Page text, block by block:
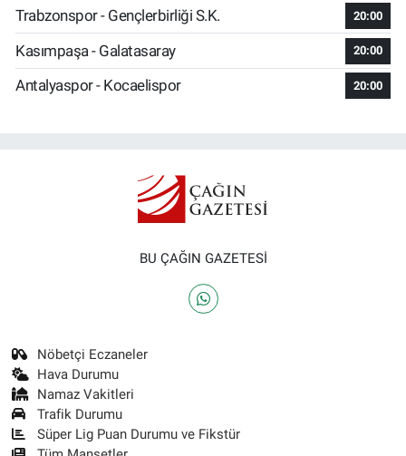
Trabzonspor - Gençlerbirliği S.K. 20:00
Kasımpaşa - Galatasaray 20:00
Antalyaspor - Kocaelispor 20:00
BU ÇAĞIN GAZETESİ
Nöbetçi Eczaneler
Hava Durumu
Namaz Vakitleri
Trafik Durumu
Süper Lig Puan Durumu ve Fikstür